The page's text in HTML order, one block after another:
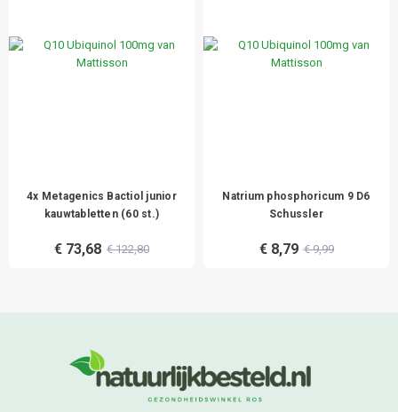
4x Metagenics Bactiol junior
kauwtabletten (60 st.)
€ 73,68 € 122,80
Natrium phosphoricum 9 D6
Schussler
€ 8,79 € 9,99